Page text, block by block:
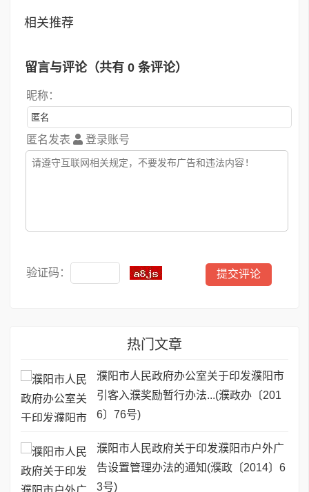
相关推荐
留言与评论（共有 0 条评论）
昵称：
匿名发表 登录账号
验证码：
热门文章
濮阳市人民政府办公室关于印发濮阳市
引客入濮奖励暂行办法...(濮政办〔201
6〕76号)
濮阳市人民政府关于印发濮阳市户外广
告设置管理办法的通知(濮政〔2014〕6
3号)